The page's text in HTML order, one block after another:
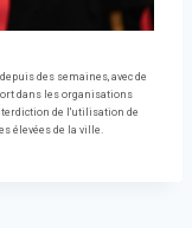
des semaines, avec de
dans les organisations
de l'utilisation de
élevées de la ville.